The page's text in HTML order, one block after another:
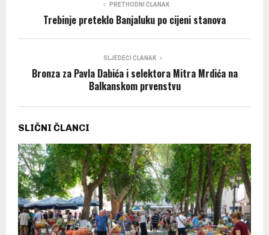
PRETHODNI ČLANAK
Trebinje preteklo Banjaluku po cijeni stanova
SLJEDEĆI ČLANAK
Bronza za Pavla Dabića i selektora Mitra Mrdića na
Balkanskom prvenstvu
SLIČNI ČLANCI